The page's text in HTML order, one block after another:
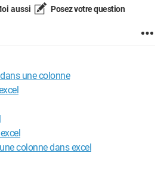
retour.
aussi Posez votre question
une colonne
colonne dans excel